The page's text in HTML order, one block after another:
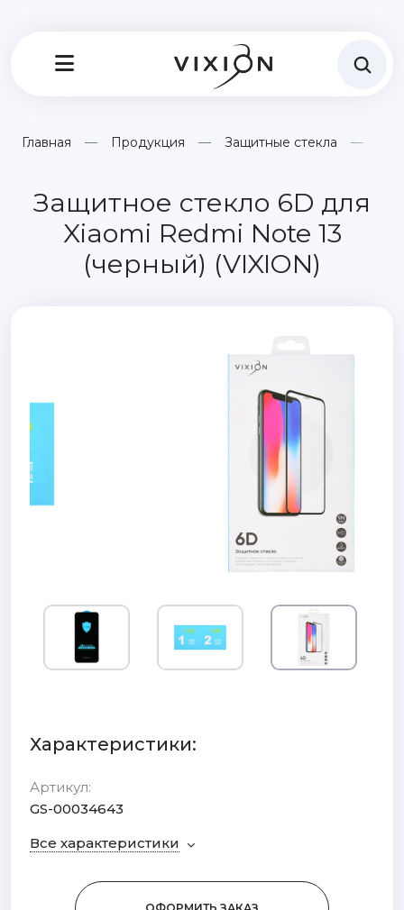
Главная Продукция Защитные стекла
Защитное стекло 6D для
Xiaomi Redmi Note 13
(черный) (VIXION)
Характеристики:
Артикул:
GS-00034643
Все характеристики